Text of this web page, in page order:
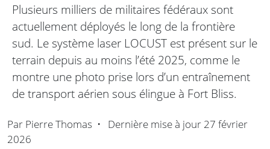
Plusieurs milliers de militaires fédéraux sont
actuellement déployés le long de la frontière
sud. Le système laser LOCUST est présent sur le
terrain depuis au moins l’été 2025, comme le
montre une photo prise lors d’un entraînement
de transport aérien sous élingue à Fort Bliss.
Par Pierre Thomas • Dernière mise à jour 27 février
2026